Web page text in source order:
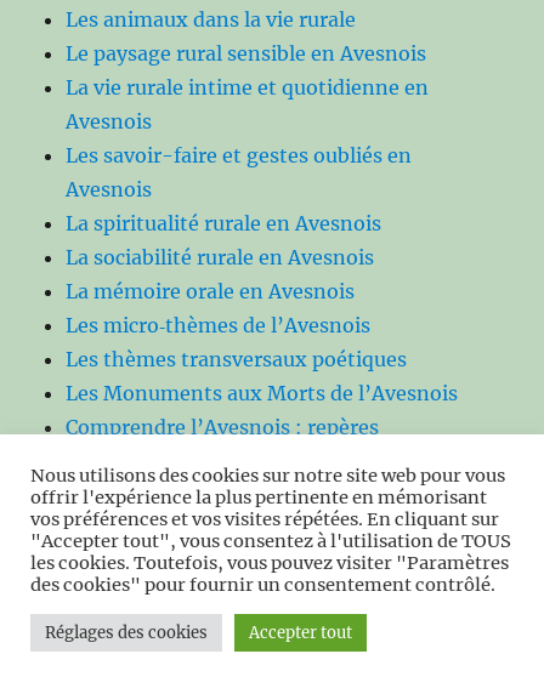
Les animaux dans la vie rurale
Le paysage rural sensible en Avesnois
La vie rurale intime et quotidienne en
Avesnois
Les savoir-faire et gestes oubliés en
Avesnois
La spiritualité rurale en Avesnois
La sociabilité rurale en Avesnois
La mémoire orale en Avesnois
Les micro‑thèmes de l’Avesnois
Les thèmes transversaux poétiques
Les Monuments aux Morts de l’Avesnois
Comprendre l’Avesnois : repères
thématiques
Le Parc du Château de Gontreuil
Les Sites Natura 2000 en Avesnois
Le Forum Antique de Bavay
Histoire des fouilles et des recherches
archéologiques à Bavay (XIXᵉ–XXIᵉ siècle)
Nous utilisons des cookies sur notre site web pour vous
offrir l'expérience la plus pertinente en mémorisant
vos préférences et vos visites répétées. En cliquant sur
"Accepter tout", vous consentez à l'utilisation de TOUS
les cookies. Toutefois, vous pouvez visiter "Paramètres
des cookies" pour fournir un consentement contrôlé.
Réglages des cookies Accepter tout